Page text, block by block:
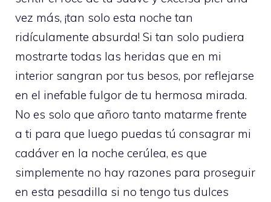
vez más, ¡tan solo esta noche tan
ridículamente absurda! Si tan solo pudiera
mostrarte todas las heridas que en mi
interior sangran por tus besos, por reflejarse
en el inefable fulgor de tu hermosa mirada.
No es solo que añoro tanto matarme frente
a ti para que luego puedas tú consagrar mi
cadáver en la noche cerúlea, es que
simplemente no hay razones para proseguir
en esta pesadilla si no tengo tus dulces